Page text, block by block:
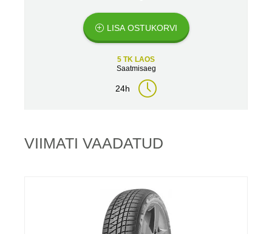
LISA OSTUKORVI
5 TK LAOS
Saatmisaeg
24h
VIIMATI VAADATUD